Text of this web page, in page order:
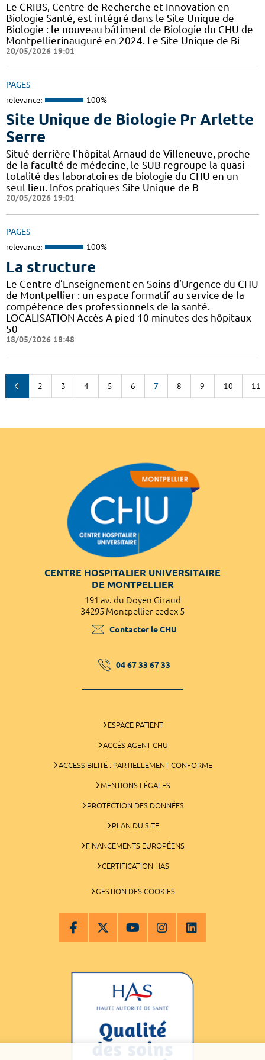
Le CRIBS, Centre de Recherche et Innovation en
Biologie Santé, est intégré dans le Site Unique de
Biologie : le nouveau bâtiment de Biologie du CHU de
Montpellierinauguré en 2024. Le Site Unique de Bi
20/05/2026 19:01
PAGES
relevance: 100%
Site Unique de Biologie Pr Arlette
Serre
Situé derrière l'hôpital Arnaud de Villeneuve, proche
de la faculté de médecine, le SUB regroupe la quasi-
totalité des laboratoires de biologie du CHU en un
seul lieu. Infos pratiques Site Unique de B
20/05/2026 19:01
PAGES
relevance: 100%
La structure
Le Centre d’Enseignement en Soins d’Urgence du CHU
de Montpellier : un espace formatif au service de la
compétence des professionnels de la santé.
LOCALISATION Accès A pied 10 minutes des hôpitaux
50
18/05/2026 18:48
2 3 4 5 6 7 8 9 10 11
CENTRE HOSPITALIER UNIVERSITAIRE
DE MONTPELLIER
191 av. du Doyen Giraud
34295 Montpellier cedex 5
Contacter le CHU
04 67 33 67 33
ESPACE PATIENT
ACCÈS AGENT CHU
ACCESSIBILITÉ : PARTIELLEMENT CONFORME
MENTIONS LÉGALES
PROTECTION DES DONNÉES
PLAN DU SITE
FINANCEMENTS EUROPÉENS
CERTIFICATION HAS
GESTION DES COOKIES